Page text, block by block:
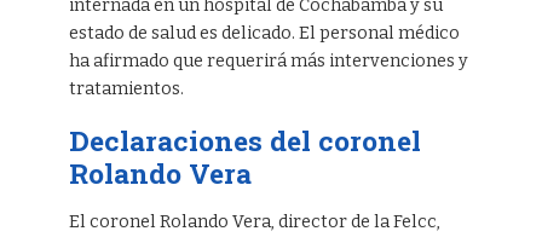
internada en un hospital de Cochabamba y su
estado de salud es delicado. El personal médico
ha afirmado que requerirá más intervenciones y
tratamientos.
Declaraciones del coronel
Rolando Vera
El coronel Rolando Vera, director de la Felcc,